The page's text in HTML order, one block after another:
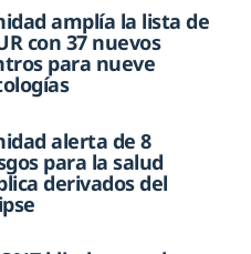
amplía la lista de
con 37 nuevos
para nueve
alerta de 8
para la salud
derivados del